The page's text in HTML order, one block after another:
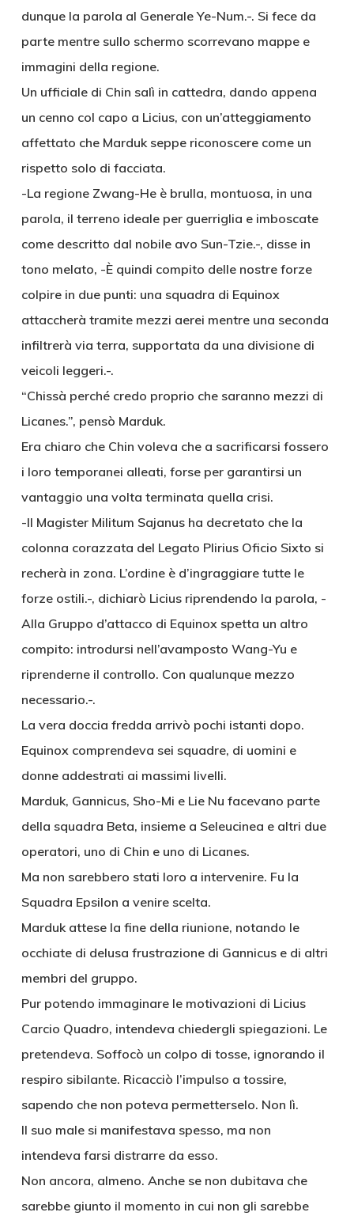
dunque la parola al Generale Ye-Num.-. Si fece da
parte mentre sullo schermo scorrevano mappe e
immagini della regione.
Un ufficiale di Chin salì in cattedra, dando appena
un cenno col capo a Licius, con un’atteggiamento
affettato che Marduk seppe riconoscere come un
rispetto solo di facciata.
-La regione Zwang-He è brulla, montuosa, in una
parola, il terreno ideale per guerriglia e imboscate
come descritto dal nobile avo Sun-Tzie.-, disse in
tono melato, -È quindi compito delle nostre forze
colpire in due punti: una squadra di Equinox
attaccherà tramite mezzi aerei mentre una seconda
infiltrerà via terra, supportata da una divisione di
veicoli leggeri.-.
“Chissà perché credo proprio che saranno mezzi di
Licanes.”, pensò Marduk.
Era chiaro che Chin voleva che a sacrificarsi fossero
i loro temporanei alleati, forse per garantirsi un
vantaggio una volta terminata quella crisi.
-Il Magister Militum Sajanus ha decretato che la
colonna corazzata del Legato Plirius Oficio Sixto si
recherà in zona. L’ordine è d’ingraggiare tutte le
forze ostili.-, dichiarò Licius riprendendo la parola, -
Alla Gruppo d’attacco di Equinox spetta un altro
compito: introdursi nell’avamposto Wang-Yu e
riprenderne il controllo. Con qualunque mezzo
necessario.-.
La vera doccia fredda arrivò pochi istanti dopo.
Equinox comprendeva sei squadre, di uomini e
donne addestrati ai massimi livelli.
Marduk, Gannicus, Sho-Mi e Lie Nu facevano parte
della squadra Beta, insieme a Seleucinea e altri due
operatori, uno di Chin e uno di Licanes.
Ma non sarebbero stati loro a intervenire. Fu la
Squadra Epsilon a venire scelta.
Marduk attese la fine della riunione, notando le
occhiate di delusa frustrazione di Gannicus e di altri
membri del gruppo.
Pur potendo immaginare le motivazioni di Licius
Carcio Quadro, intendeva chiedergli spiegazioni. Le
pretendeva. Soffocò un colpo di tosse, ignorando il
respiro sibilante. Ricacciò l’impulso a tossire,
sapendo che non poteva permetterselo. Non lì.
Il suo male si manifestava spesso, ma non
intendeva farsi distrarre da esso.
Non ancora, almeno. Anche se non dubitava che
sarebbe giunto il momento in cui non gli sarebbe